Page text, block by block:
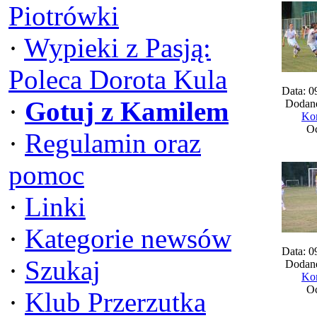
Piotrówki
· Wypieki z Pasją:
Poleca Dorota Kula
· Gotuj z Kamilem
· Regulamin oraz
pomoc
· Linki
· Kategorie newsów
· Szukaj
· Klub Przerzutka
Data:
Data: